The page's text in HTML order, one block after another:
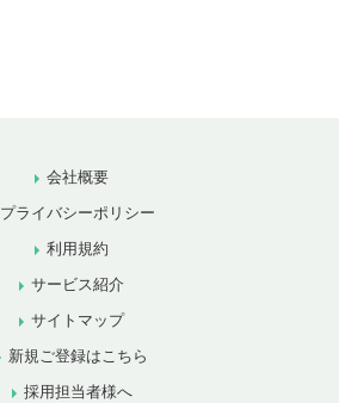
会社概要
プライバシーポリシー
利用規約
サービス紹介
サイトマップ
新規ご登録はこちら
採用担当者様へ